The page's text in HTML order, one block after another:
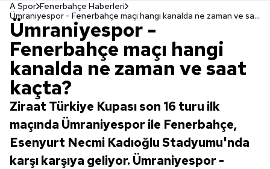
A Spor Fenerbahçe Haberleri
Ümraniyespor - Fenerbahçe maçı hangi kanalda ne zaman ve saat kaçta?
Ümraniyespor -
Fenerbahçe maçı hangi
kanalda ne zaman ve saat
kaçta?
Ziraat Türkiye Kupası son 16 turu ilk
maçında Ümraniyespor ile Fenerbahçe,
Esenyurt Necmi Kadıoğlu Stadyumu'nda
karşı karşıya geliyor. Ümraniyespor -